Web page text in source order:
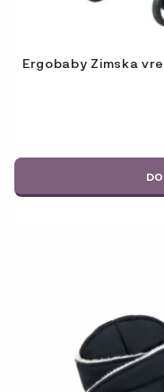
Ergobaby Zimska